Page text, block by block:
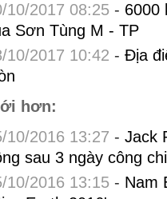
10/2017 08:25- 6000
Sơn Tùng M - TP
10/2017 10:42 - Địa
hơn:
10/2016 13:27 - Jack
sau 3 ngày công
10/2016 13:15- Nam